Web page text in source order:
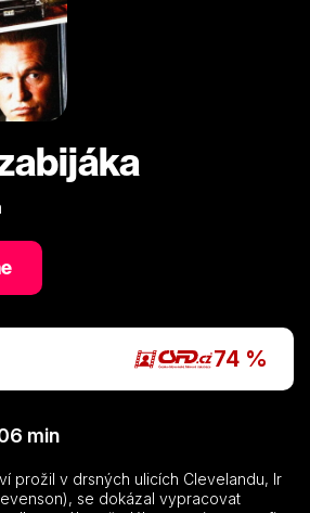
74 %
min
prožil v drsných ulicích Clevelandu, Ir
se dokázal vypracovat